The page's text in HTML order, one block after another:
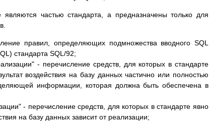
частью стандарта, а предназначены только для
правил, определяющих подмножества вводного SQL
стандарта SQL/92;
- перечисление средств, для которых в стандарте
воздействия на базу данных частично или полностью
информации, которая должна быть обеспечена в
- перечисление средств, для которых в стандарте явно
на базу данных зависит от реализации;